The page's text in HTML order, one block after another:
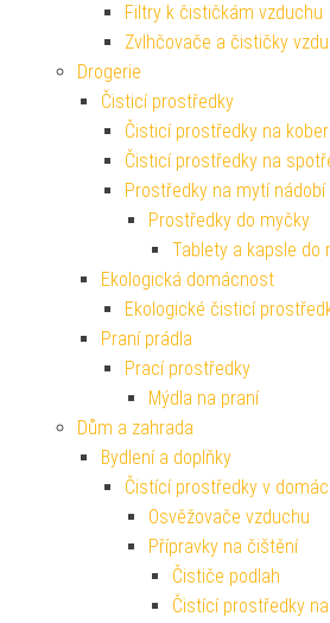
Filtry k čističkám vzduchu
Zvlhčovače a čističky
Drogerie
Čisticí prostředky
Čisticí prostředky na
Čisticí prostředky na
Prostředky na mytí nádobí
Prostředky do myčky
Tablety a kapsle do
Ekologická domácnost
Ekologické čisticí
Praní prádla
Prací prostředky
Mýdla na praní
Dům a zahrada
Bydlení a doplňky
Čistící prostředky v
Osvěžovače vzduchu
Přípravky na čištění
Čističe podlah
Čistící prostředky